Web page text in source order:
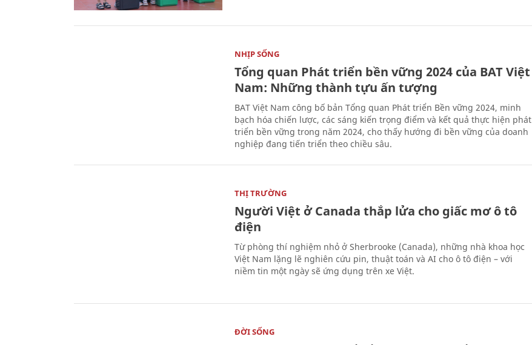
NHỊP SỐNG
Tổng quan Phát triển bền vững 2024 của BAT Việt
Nam: Những thành tựu ấn tượng
BAT Việt Nam công bố bản Tổng quan Phát triển Bền vững 2024, minh
bạch hóa chiến lược, các sáng kiến trọng điểm và kết quả thực hiện phát
triển bền vững trong năm 2024, cho thấy hướng đi bền vững của doanh
nghiệp đang tiến triển theo chiều sâu.
THỊ TRƯỜNG
Người Việt ở Canada thắp lửa cho giấc mơ ô tô
điện
Từ phòng thí nghiệm nhỏ ở Sherbrooke (Canada), những nhà khoa học
Việt Nam lặng lẽ nghiên cứu pin, thuật toán và AI cho ô tô điện – với
niềm tin một ngày sẽ ứng dụng trên xe Việt.
ĐỜI SỐNG